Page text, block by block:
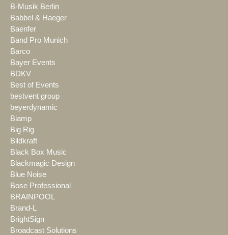
B-Musik Berlin
Babbel & Haeger
Baenfer
Band Pro Munich
Barco
Bayer Events
BDKV
Best of Events
bestvent group
beyerdynamic
Biamp
Big Rig
Bildkraft
Black Box Music
Blackmagic Design
Blue Noise
Bose Professional
BRAINPOOL
Brand-L
BrightSign
Broadcast Solutions